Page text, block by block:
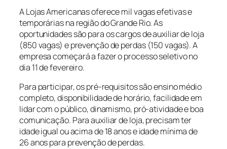
A Lojas Americanas oferece mil vagas efetivas e
temporárias na região do Grande Rio. As
oportunidades são para os cargos de auxiliar de loja
(850 vagas) e prevenção de perdas (150 vagas). A
empresa começará a fazer o processo seletivo no
dia 11 de fevereiro.
Para participar, os pré-requisitos são ensino médio
completo, disponibilidade de horário, facilidade em
lidar com o público, dinamismo, pró-atividade e boa
comunicação. Para auxiliar de loja, precisam ter
idade igual ou acima de 18 anos e idade mínima de
26 anos para prevenção de perdas.